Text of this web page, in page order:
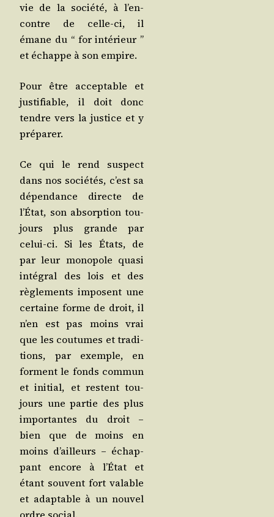
vie de la socié­té, à l’en­
contre de celle-ci, il
émane du “ for inté­rieur ”
et échappe à son empire.
Pour être accep­table et
jus­ti­fiable, il doit donc
tendre vers la jus­tice et y
préparer.
Ce qui le rend sus­pect
dans nos socié­tés, c’est sa
dépen­dance directe de
l’État, son absorp­tion tou­
jours plus grande par
celui-ci. Si les États, de
par leur mono­pole qua­si
inté­gral des lois et des
règle­ments imposent une
cer­taine forme de droit, il
n’en est pas moins vrai
que les cou­tumes et tra­di­
tions, par exemple, en
forment le fonds com­mun
et ini­tial, et res­tent tou­
jours une par­tie des plus
impor­tantes du droit –
bien que de moins en
moins d’ailleurs – échap­
pant encore à l’É­tat et
étant sou­vent fort valable
et adap­table à un nou­vel